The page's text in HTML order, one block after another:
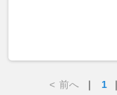
< 前へ ｜ 1